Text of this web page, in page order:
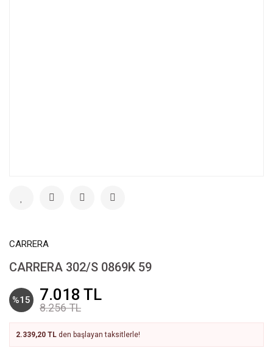
CARRERA
CARRERA 302/S 0869K 59
%15 7.018 TL
8.256 TL
2.339,20 TL den başlayan taksitlerle!